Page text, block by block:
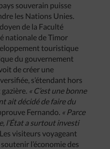
souverain puisse
les Nations Unies.
de la Faculté
nationale de Timor
touristique
du gouvernement
de créer une
s’étendant hors
« C’est une bonne
ait décidé de faire du
Fernando. « Parce
l’État a surtout investi
Les visiteurs voyageant
l’économie des